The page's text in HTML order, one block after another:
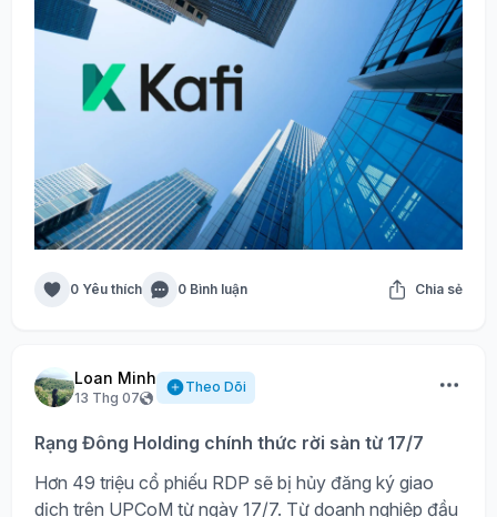
0 Yêu thích 0 Bình luận Chia sẻ
Loan Minh
13 Thg 07
Theo Dõi
Rạng Đông Holding chính thức rời sàn từ 17/7
Hơn 49 triệu cổ phiếu RDP sẽ bị hủy đăng ký giao
dịch trên UPCoM từ ngày 17/7. Từ doanh nghiệp đầu